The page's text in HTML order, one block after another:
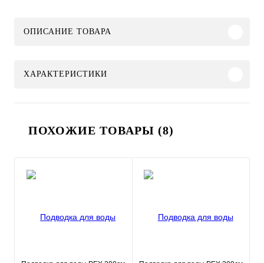
ОПИСАНИЕ ТОВАРА
ХАРАКТЕРИСТИКИ
ПОХОЖИЕ ТОВАРЫ (8)